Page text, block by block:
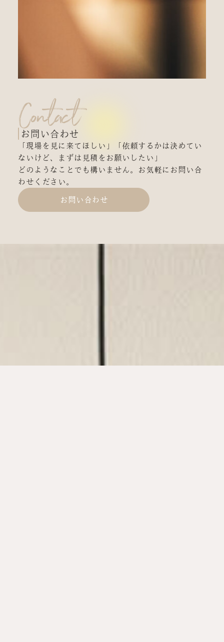
Contact
お問い合わせ
「現場を見に来てほしい」「依頼するかは決めてい
ないけど、まずは見積をお願いしたい」
どのようなことでも構いません。お気軽にお問い合
わせください。
お問い合わせ